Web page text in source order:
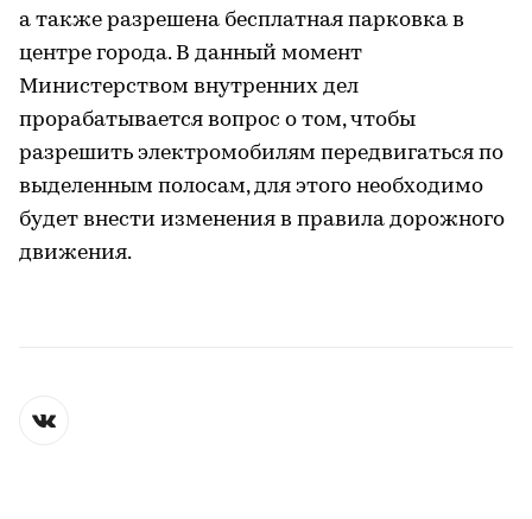
а также разрешена бесплатная парковка в
центре города. В данный момент
Министерством внутренних дел
прорабатывается вопрос о том, чтобы
разрешить электромобилям передвигаться по
выделенным полосам, для этого необходимо
будет внести изменения в правила дорожного
движения.